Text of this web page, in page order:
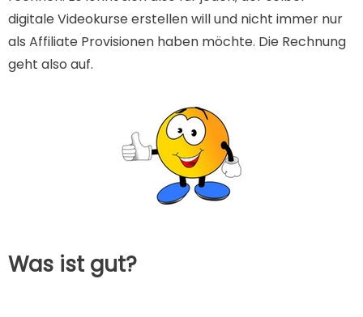
digitale Videokurse erstellen will und nicht immer nur
als Affiliate Provisionen haben möchte. Die Rechnung
geht also auf.
Was ist gut?